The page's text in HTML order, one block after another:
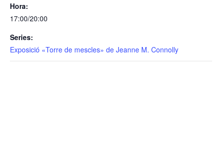
Hora:
17:00/20:00
Series:
Exposició «Torre de mescles» de Jeanne M. Connolly